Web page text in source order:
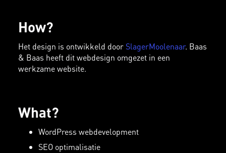
How?
Het design is ontwikkeld door SlagerMoolenaar. Baas
& Baas heeft dit webdesign omgezet in een
werkzame website.
What?
WordPress webdevelopment
SEO optimalisatie